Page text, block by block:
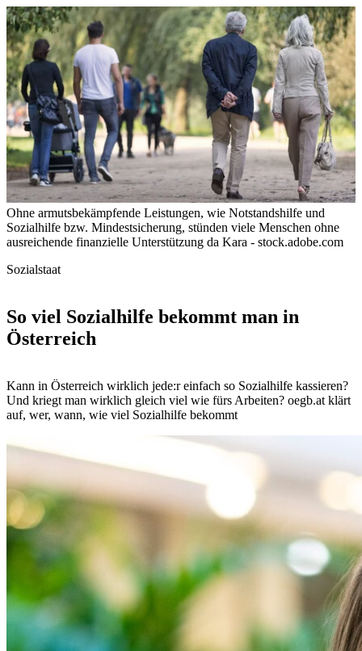
Ohne armutsbekämpfende Leistungen, wie Notstandshilfe und
Sozialhilfe bzw. Mindestsicherung, stünden viele Menschen ohne
ausreichende finanzielle Unterstützung da Kara - stock.adobe.com
Sozialstaat
So viel Sozialhilfe bekommt man in
Österreich
Kann in Österreich wirklich jede:r einfach so Sozialhilfe kassieren?
Und kriegt man wirklich gleich viel wie fürs Arbeiten? oegb.at klärt
auf, wer, wann, wie viel Sozialhilfe bekommt